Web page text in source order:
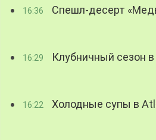
16:36 Спешл-десерт
16:29 Клубничный сезон
16:22 Холодные супы в